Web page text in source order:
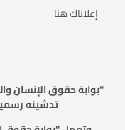
إعلاناك هنا
“بوابة حقوق الإنسان
تدشينه رسميا في 12 نوفمبر